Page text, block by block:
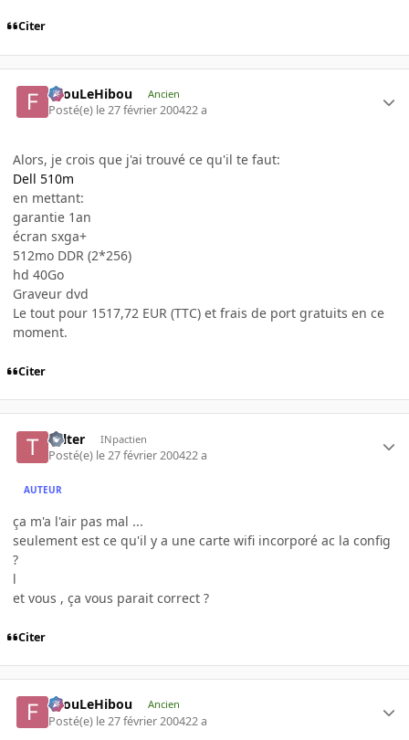
Citer
FilouLeHibou Ancien
Posté(e) le 27 février 200422 a
Alors, je crois que j'ai trouvé ce qu'il te faut:
Dell 510m
en mettant:
garantie 1an
écran sxga+
512mo DDR (2*256)
hd 40Go
Graveur dvd
Le tout pour 1517,72 EUR (TTC) et frais de port gratuits en ce
moment.
Citer
Tolter INpactien
Posté(e) le 27 février 200422 a
AUTEUR
ça m'a l'air pas mal ...
seulement est ce qu'il y a une carte wifi incorporé ac la config
?
l
et vous , ça vous parait correct ?
Citer
FilouLeHibou Ancien
Posté(e) le 27 février 200422 a